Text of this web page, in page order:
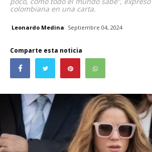
colombiana en una carta.
Leonardo Medina Septiembre 04, 2024
Comparte esta noticia